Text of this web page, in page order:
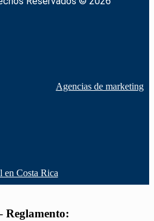
Agencias de marketing
en Costa Rica
Reglamento: